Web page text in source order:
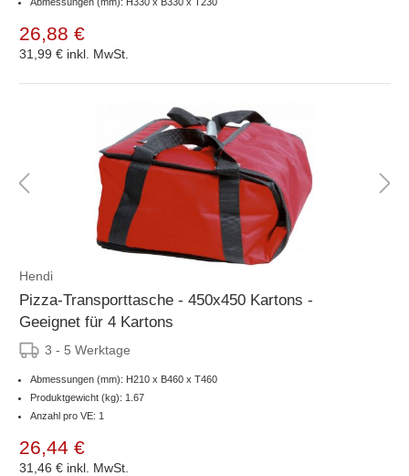
26,88 €
31,99 € inkl. MwSt.
Hendi
Pizza-Transporttasche - 450x450 Kartons -
Geeignet für 4 Kartons
3 - 5 Werktage
Abmessungen (mm): H210 x B460 x T460
Produktgewicht (kg): 1.67
Anzahl pro VE: 1
26,44 €
31,46 € inkl. MwSt.